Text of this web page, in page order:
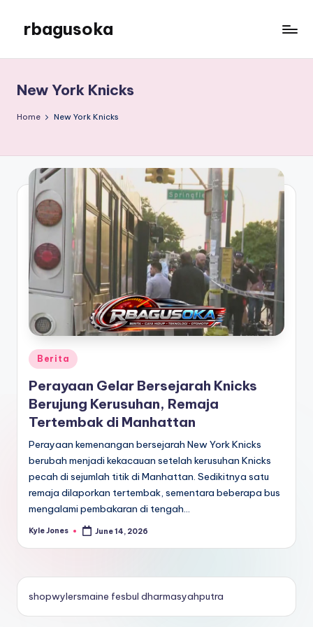
content
rbagusoka
New York Knicks
Home New York Knicks
Posted
in
Berita
Perayaan Gelar Bersejarah Knicks
Berujung Kerusuhan, Remaja
Tertembak di Manhattan
Perayaan kemenangan bersejarah New York Knicks
berubah menjadi kekacauan setelah kerusuhan Knicks
pecah di sejumlah titik di Manhattan. Sedikitnya satu
remaja dilaporkan tertembak, sementara beberapa bus
mengalami pembakaran di tengah…
Posted
Kyle Jones June 14, 2026
shopwylersmaine fesbul dharmasyahputra